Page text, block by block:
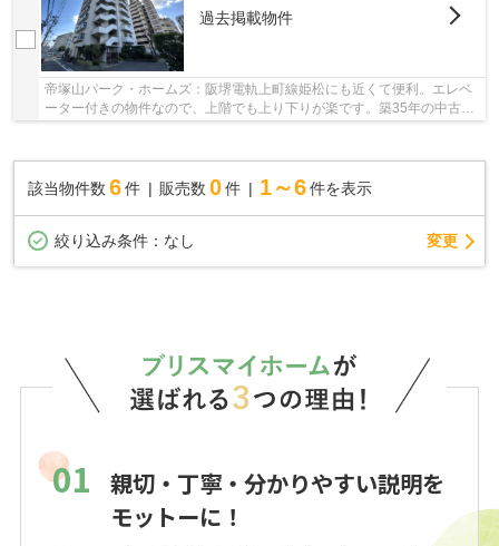
過去掲載物件
帝塚山パーク・ホームズ：阪堺電軌上町線姫松にも近くて便利。エレベ
ーター付きの物件なので、上階でも上り下りが楽です。築35年の中古マ
該当物件数 6件 販売数 0 件 1～6 件を表示
絞り込み条件： なし 変更
01
親切・丁寧・分かりやすい説明を
モットーに！